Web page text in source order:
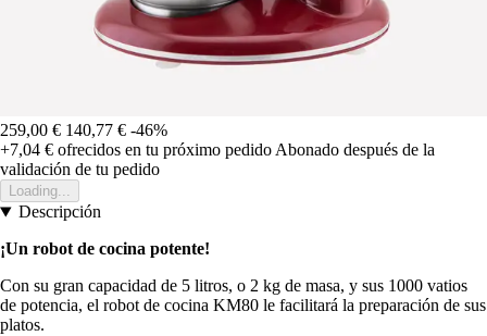
259,00 € 140,77 € -46%
+7,04 € ofrecidos en tu próximo pedido Abonado después de la
validación de tu pedido
Loading...
Descripción
¡Un robot de cocina potente!
Con su gran capacidad de 5 litros, o 2 kg de masa, y sus 1000 vatios
de potencia, el robot de cocina KM80 le facilitará la preparación de sus
platos.